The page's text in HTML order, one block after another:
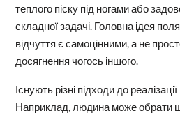
теплого піску під ногами або
складної задачі. Головна ідея
відчуття є самоцінними, а не
досягнення чогось іншого.
Існують різні підходи до реалізації
Наприклад, людина може обрати